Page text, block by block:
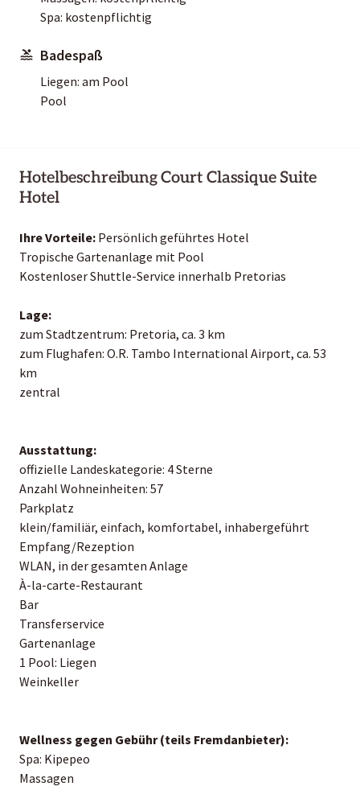
Spa: kostenpflichtig
Badespaß
Liegen: am Pool
Pool
Hotelbeschreibung Court Classique Suite
Hotel
Ihre Vorteile: Persönlich geführtes Hotel
Tropische Gartenanlage mit Pool
Kostenloser Shuttle-Service innerhalb Pretorias
Lage:
zum Stadtzentrum: Pretoria, ca. 3 km
zum Flughafen: O.R. Tambo International Airport, ca. 53
km
zentral
Ausstattung:
offizielle Landeskategorie: 4 Sterne
Anzahl Wohneinheiten: 57
Parkplatz
klein/familiär, einfach, komfortabel, inhabergeführt
Empfang/Rezeption
WLAN, in der gesamten Anlage
À-la-carte-Restaurant
Bar
Transferservice
Gartenanlage
1 Pool: Liegen
Weinkeller
Wellness gegen Gebühr (teils Fremdanbieter):
Spa: Kipepeo
Massagen